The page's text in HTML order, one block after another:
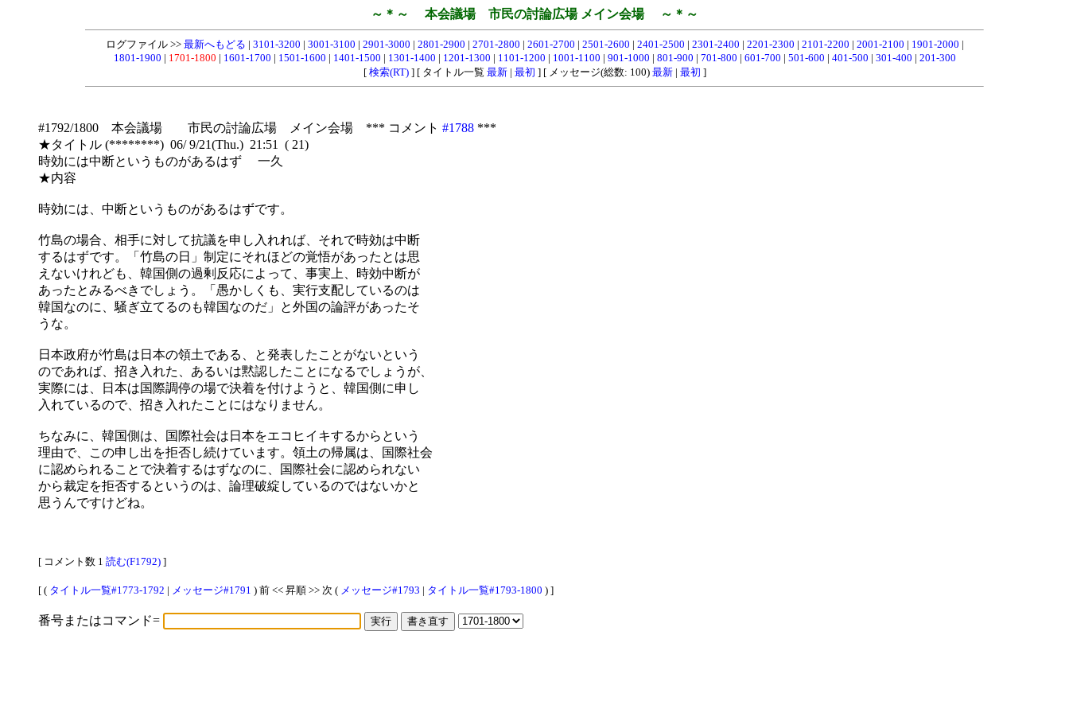
～＊～ 本会議場 市民の討論広場 メイン会場 ～＊～
ログファイル >> 最新へもどる | 3101-3200 | 3001-3100 | 2901-3000 | 2801-2900 | 2701-2800 | 2601-2700 | 2501-2600 | 2401-2500 | 2301-2400 | 2201-2300 | 2101-2200 | 2001-2100 | 1901-2000 |
1801-1900 | 1701-1800 | 1601-1700 | 1501-1600 | 1401-1500 | 1301-1400 | 1201-1300 | 1101-1200 | 1001-1100 | 901-1000 | 801-900 | 701-800 | 601-700 | 501-600 | 401-500 | 301-400 | 201-300
[ 検索(RT)] [ タイトル一覧 最新| 最初 ] [ メッセージ(総数: 100) 最新| 最初 ]
#1792/1800 本会議場 市民の討論広場 メイン会場 *** コメント #1788 ***
★タイトル (********) 06/ 9/21(Thu.) 21:51 ( 21)
時効には中断というものがあるはず 一久
★内容
時効には、中断というものがあるはずです。
竹島の場合、相手に対して抗議を申し入れれば、それで時効は中断
するはずです。「竹島の日」制定にそれほどの覚悟があったとは思
えないけれども、韓国側の過剰反応によって、事実上、時効中断が
あったとみるべきでしょう。「愚かしくも、実行支配しているのは
韓国なのに、騒ぎ立てるのも韓国なのだ」と外国の論評があったそ
うな。
日本政府が竹島は日本の領土である、と発表したことがないという
のであれば、招き入れた、あるいは黙認したことになるでしょうが、
実際には、日本は国際調停の場で決着を付けようと、韓国側に申し
入れているので、招き入れたことにはなりません。
ちなみに、韓国側は、国際社会は日本をエコヒイキするからという
理由で、この申し出を拒否し続けています。領土の帰属は、国際社会
に認められることで決着するはずなのに、国際社会に認められない
から裁定を拒否するというのは、論理破綻しているのではないかと
思うんですけどね。
[ コメント数 1 読む(F1792) ]
[ ( タイトル一覧#1773-1792 | メッセージ#1791 ) 前 << 昇順 >> 次 ( メッセージ#1793 | タイトル一覧#1793-1800 ) ]
番号またはコマンド=